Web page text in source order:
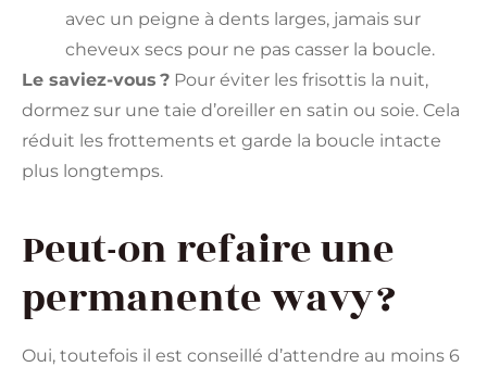
avec un peigne à dents larges, jamais sur
cheveux secs pour ne pas casser la boucle.
Le saviez-vous ? Pour éviter les frisottis la nuit,
dormez sur une taie d’oreiller en satin ou soie. Cela
réduit les frottements et garde la boucle intacte
plus longtemps.
Peut-on refaire une
permanente wavy ?
Oui, toutefois il est conseillé d’attendre au moins 6